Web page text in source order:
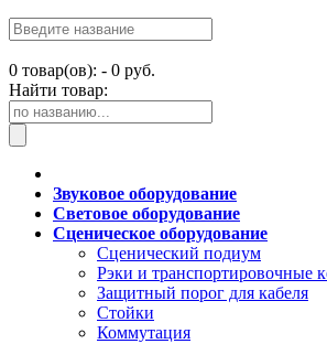
0 товар(ов): - 0 руб.
Найти товар:
Звуковое оборудование
Световое оборудование
Сценическое оборудование
Сценический подиум
Рэки и транспортировочные
Защитный порог для кабеля
Стойки
Коммутация